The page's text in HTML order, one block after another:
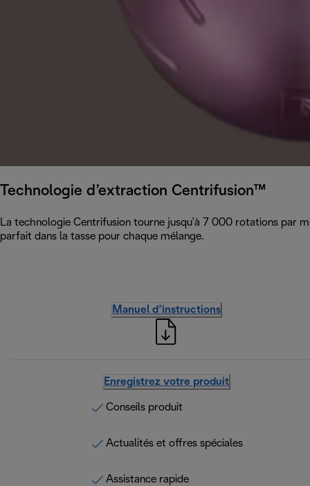
Technologie d’extraction Centrifusion™
La technologie Centrifusion tourne jusqu’à 7 000 rotations par
parfait dans la tasse pour chaque mélange.
Manuel d’instructions
Enregistrez votre produit
Conseils produit
Actualités et offres spéciales
Assistance rapide